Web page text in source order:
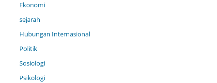
Ekonomi
sejarah
Hubungan Internasional
Politik
Sosiologi
Psikologi